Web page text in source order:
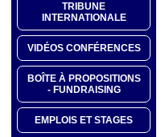
TRIBUNE
INTERNATIONALE
VIDÉOS CONFÉRENCES
BOÎTE À PROPOSITIONS
- FUNDRAISING
EMPLOIS ET STAGES